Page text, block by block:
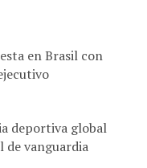
en Brasil con
deportiva global
de vanguardia